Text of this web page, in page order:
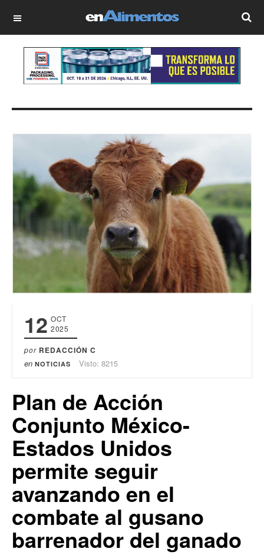
OFF CANVAS
12 OCT
2025
por REDACCIÓN C
en NOTICIAS Visto: 8215
Plan de Acción
Conjunto México-
Estados Unidos
permite seguir
avanzando en el
combate al gusano
barrenador del ganado